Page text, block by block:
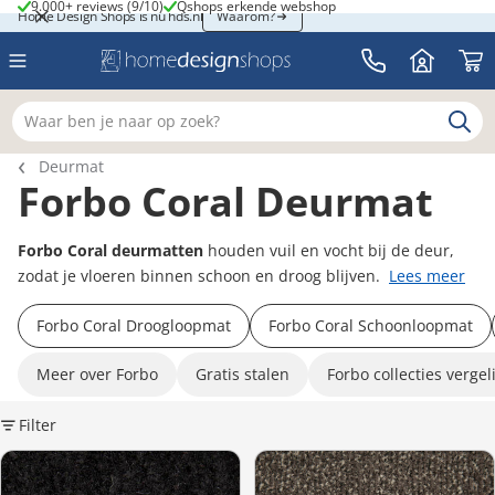
Home Design Shops is nu hds.nl
Home Design Shops is nu hds.nl Waarom?
9.000+ reviews (9/10)
9.000+ reviews (9/10) Qshops erkende webshop
Qshops erkende webshop
Waar ben je naar op zoek?
Breadcrumb navigatie
Deurmat
Forbo Coral Deurmat
Forbo Coral deurmatten houden vuil en vocht bij de deur,
zodat je vloeren binnen schoon en droog blijven. Lees meer
Forbo Coral Droogloopmat Forbo Coral Schoonloopmat
Meer over Forbo Gratis stalen Forbo collecties
Filter
Forbo Coral Classic 4740 Warm Black – Droog- en schoonloopmat
Forbo Coral Classic 4794